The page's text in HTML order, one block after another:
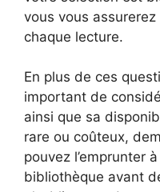
vous vous
chaque lecture.
En plus de ces
important de
ainsi que sa
rare ou coûteux,
pouvez l’emprunter
bibliothèque avant